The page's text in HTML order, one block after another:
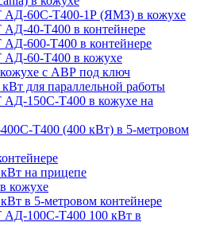
АД-60С-Т400-1Р (ЯМЗ) в кожухе
40-Т400 в контейнере
600-Т400 в контейнере
АД-60-Т400 в кожухе
с АВР под ключ
для параллельной работы
АД-150С-Т400 в кожухе на
Т400 (400 кВт) в 5-метровом
на прицепе
кожухе
в 5-метровом контейнере
АД-100С-Т400 100 кВт в